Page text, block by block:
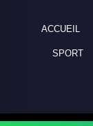
ACCUEIL
SPORT